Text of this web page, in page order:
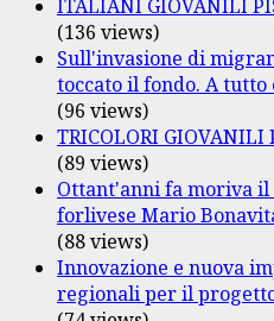
ITALIANI GIOVANILI
(136 views)
Sull'invasione di
toccato il fondo. A
(96 views)
TRICOLORI GIOVANILI
(89 views)
Ottant'anni fa moriva il
forlivese Mario
(88 views)
Innovazione e nuova
regionali per il